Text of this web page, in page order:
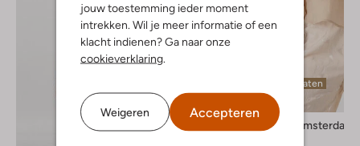
jouw toestemming ieder moment
intrekken. Wil je meer informatie of een
klacht indienen? Ga naar onze
cookieverklaring.
Weigeren Accepteren
Laatste maten
-60%
Amaya Amsterdam